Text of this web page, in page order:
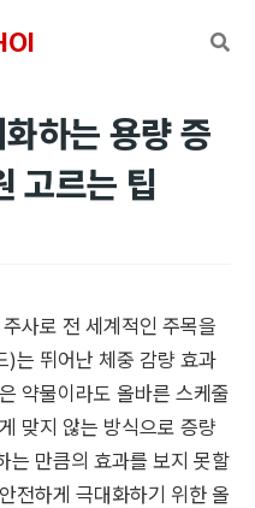
하는 용량 증
고르는 팁
사로 전 세계적인 주목을
)는 뛰어난 체중 감량 효과
약물이라도 올바른 스케줄
맞지 않는 방식으로 증량
는 만큼의 효과를 보지 못할
전하게 극대화하기 위한 올